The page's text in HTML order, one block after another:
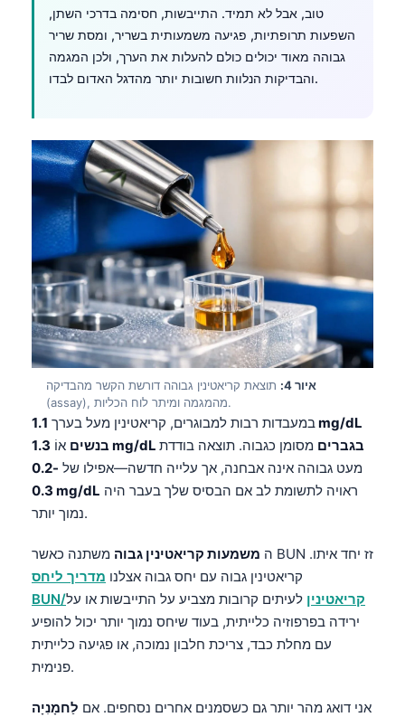
טוב, אבל לא תמיד. התייבשות, חסימה בדרכי השתן,
השפעות תרופתיות, פגיעה משמעותית בשריר, ומסת שריר
גבוהה מאוד יכולים כולם להעלות את הערך, ולכן המגמה
והבדיקות הנלוות חשובות יותר מהדגל האדום לבדו.
איור 4:
תוצאת קריאטינין גבוהה דורשת הקשר מהבדיקה
(assay), מהמגמה ומיתר לוח הכליות.
במעבדות רבות למבוגרים, קריאטינין מעל בערך 1.1 mg/dL
בנשים אוֹ 1.3 mg/dL בגברים מסומן כגבוה. תוצאה בודדת
מעט גבוהה אינה אבחנה, אך עלייה חדשה—אפילו של 0.2-
0.3 mg/dL
נמוך יותר.
ה משמעות קריאטינין גבוה משתנה כאשר BUN זז יחד איתו.
קריאטינין גבוה עם יחס גבוה אצלנו מדריך ליחס
BUN/קריאטינין לעיתים קרובות מצביע על התייבשות או על
ירידה בפרפוזיה כלייתית, בעוד שיחס נמוך יותר יכול להופיע
עם מחלת כבד, צריכת חלבון נמוכה, או פגיעה כלייתית
פנימית.
אני דואג מהר יותר גם כשסמנים אחרים נסחפים. אם לַחמָנִיָה